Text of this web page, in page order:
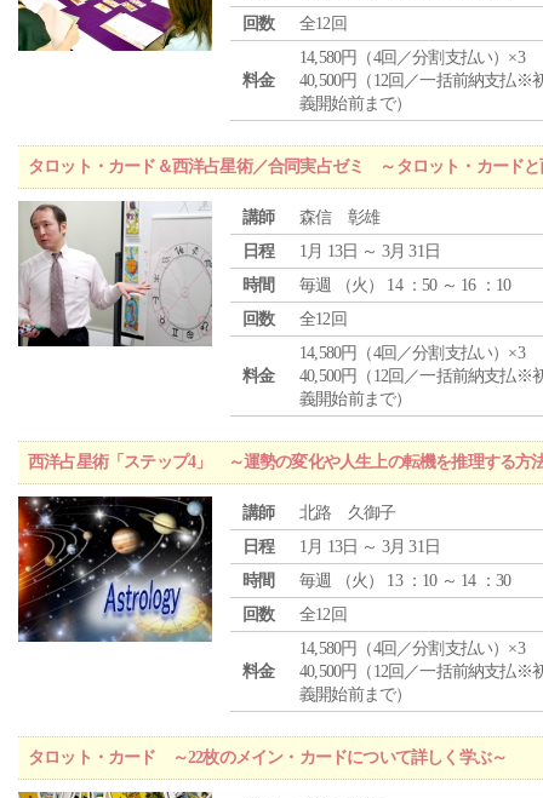
回数
全12回
料金
14,580円（4回／分割支払い）×3
40,500円（12回／一括前納支払※
義開始前まで）
タロット・カード＆西洋占星術／合同実占ゼミ ～タロット・カード
講師
森信 彰雄
日程
1月 13日 ～ 3月 31日
時間
毎週 （火 ） 14 ：50 ～ 16 ：10
回数
全12回
料金
14,580円（4回／分割支払い）×3
40,500円（12回／一括前納支払※
義開始前まで）
西洋占星術「ステップ4」 ～運勢の変化や人生上の転機を推理する方
講師
北路 久御子
日程
1月 13日 ～ 3月 31日
時間
毎週 （火 ） 13 ：10 ～ 14 ：30
回数
全12回
料金
14,580円（4回／分割支払い）×3
40,500円（12回／一括前納支払※
義開始前まで）
タロット・カード ～22枚のメイン・カードについて詳しく学ぶ～